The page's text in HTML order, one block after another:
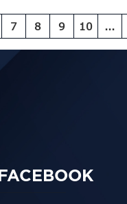
7 8 9 10 ...
FACEBOOK